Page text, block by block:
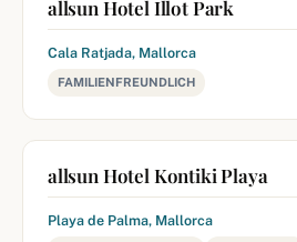
allsun Hotel Illot Park
Cala Ratjada, Mallorca
FAMILIENFREUNDLICH
allsun Hotel Kontiki Playa
Playa de Palma, Mallorca